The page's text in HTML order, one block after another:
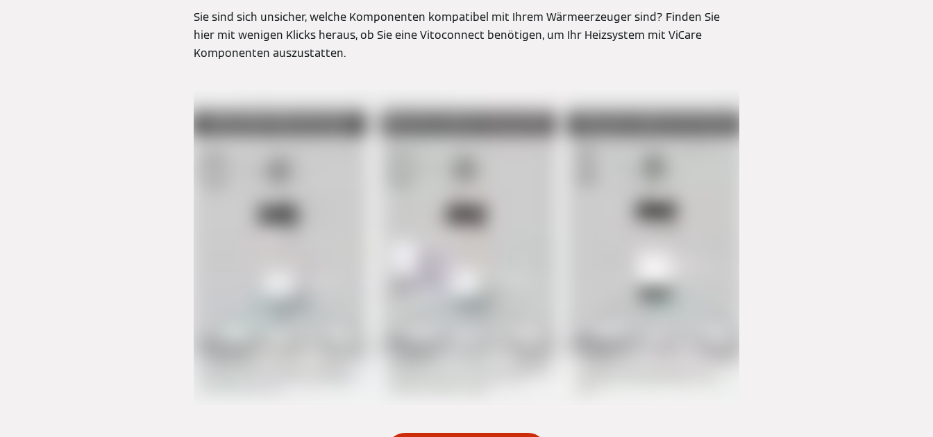
Sie sind sich unsicher, welche Komponenten kompatibel mit Ihrem Wärmeerzeuger sind? Finden Sie
hier mit wenigen Klicks heraus, ob Sie eine Vitoconnect benötigen, um Ihr Heizsystem mit ViCare
Komponenten auszustatten.